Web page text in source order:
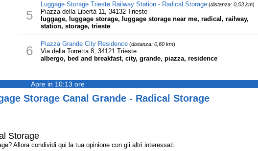
5
Luggage Storage Trieste Railway Station - Radical Storage(distanza: 0,53 km)
Piazza della Libertà 11, 34132 Trieste
luggage, luggage storage, luggage storage near me, radical, railway,
station, storage, trieste
6 Piazza Grande City Residence(distanza: 0,60 km)
Via della Torretta 8, 34121 Trieste
albergo, bed and breakfast, city, grande, piazza, residence
Apre in 10:13 ore
Storage Canal Grande - Radical Storage
Storage
Allora condividi qui la tua opinione con gli altri interessati.